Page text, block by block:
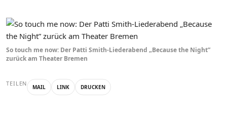
So touch me now: Der Patti Smith-Liederabend „Because the Night”
zurück am Theater Bremen
TEILEN MAIL LINK DRUCKEN